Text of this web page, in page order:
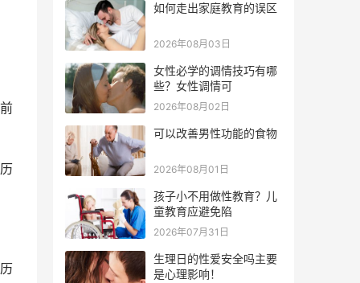
如何走出家庭教育的误区
2026年08月03日
女性必学的调情技巧有哪
些？女性调情可
2026年08月02日
可以改善男性功能的食物
2026年08月01日
孩子小不用做性教育？儿
童教育应避免陷
2026年07月31日
生理日的性爱安全吗主要
是心理影响！